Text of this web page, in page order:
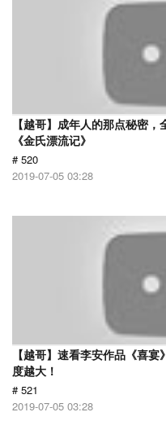
【越哥】成年人的那点秘密
《金氏漂流记》
# 520
2019-07-05 03:28
【越哥】速看李安作品《喜
度越大！
# 521
2019-07-05 03:28